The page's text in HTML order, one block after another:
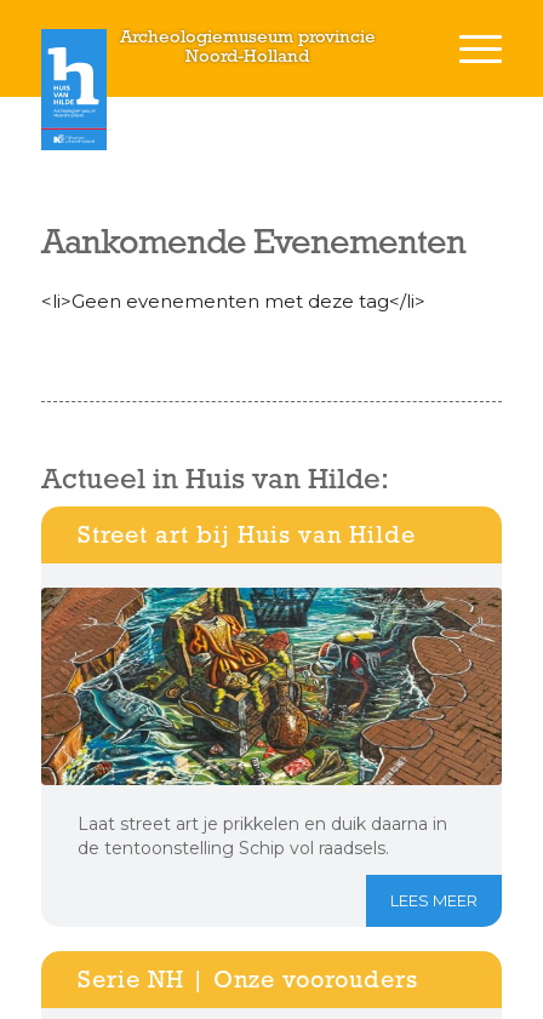
Archeologiemuseum provincie
Noord-Holland
Aankomende Evenementen
<li>Geen evenementen met deze tag</li>
Actueel in Huis van Hilde:
Street art bij Huis van Hilde
Laat street art je prikkelen en duik daarna in
de tentoonstelling Schip vol raadsels.
LEES MEER
Serie NH | Onze voorouders